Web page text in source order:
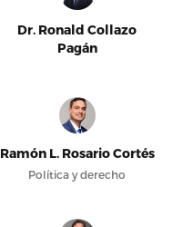
Dr. Ronald Collazo
Pagán
Ramón L. Rosario Cortés
Política y derecho